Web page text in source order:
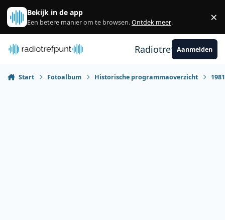
Spring naar bijdragen
Bekijk in de app
Een betere manier om te browsen.Ontdek meer. ×
RadiotrefpuntAanmelden
Start Fotoalbum Historische programmaoverzicht 1981